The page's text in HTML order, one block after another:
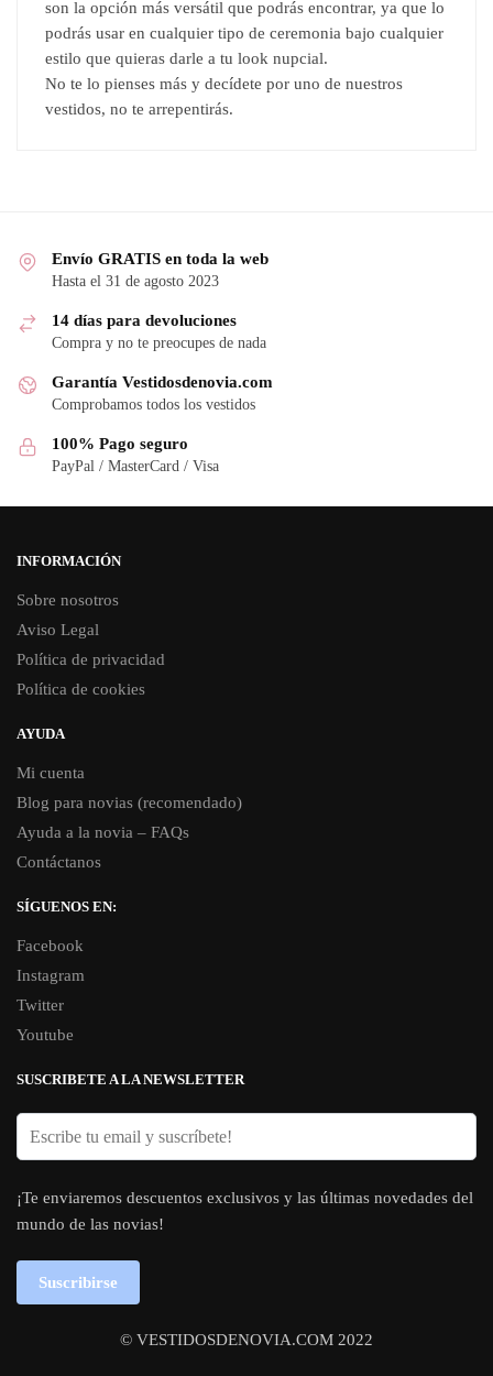
son la opción más versátil que podrás encontrar, ya que lo
podrás usar en cualquier tipo de ceremonia bajo cualquier
estilo que quieras darle a tu look nupcial.
No te lo pienses más y decídete por uno de nuestros
vestidos, no te arrepentirás.
Envío GRATIS en toda la web
Hasta el 31 de agosto 2023
14 días para devoluciones
Compra y no te preocupes de nada
Garantía Vestidosdenovia.com
Comprobamos todos los vestidos
100% Pago seguro
PayPal / MasterCard / Visa
INFORMACIÓN
Sobre nosotros
Aviso Legal
Política de privacidad
Política de cookies
AYUDA
Mi cuenta
Blog para novias (recomendado)
Ayuda a la novia – FAQs
Contáctanos
SÍGUENOS EN:
Facebook
Instagram
Twitter
Youtube
SUSCRIBETE A LA NEWSLETTER
¡Te enviaremos descuentos exclusivos y las últimas novedades del
mundo de las novias!
Suscribirse
© VESTIDOSDENOVIA.COM 2022